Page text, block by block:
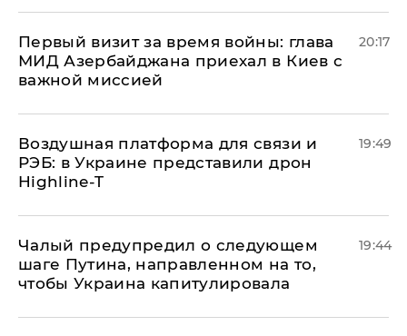
Первый визит за время войны: глава
МИД Азербайджана приехал в Киев с
важной миссией
20:17
Воздушная платформа для связи и
РЭБ: в Украине представили дрон
Highline-T
19:49
Чалый предупредил о следующем
шаге Путина, направленном на то,
чтобы Украина капитулировала
19:44